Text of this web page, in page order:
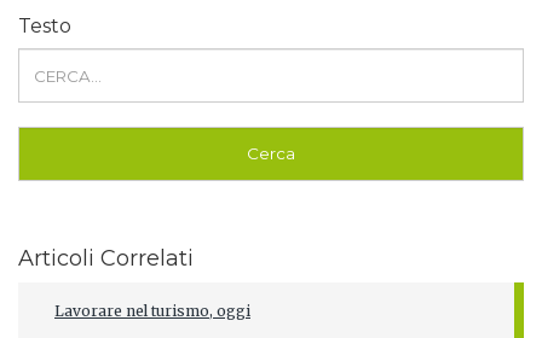
Testo
Articoli Correlati
Lavorare nel turismo, oggi